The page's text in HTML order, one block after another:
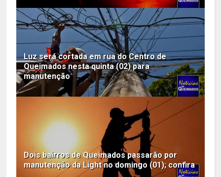
Luz será cortada em rua do Centro de
Queimados nesta quinta (02) para
manutenção
Dois bairros de Queimados passarão por
manutenção da Light no domingo (01); confira